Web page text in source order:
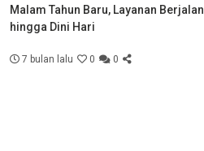
Malam Tahun Baru, Layanan Berjalan
hingga Dini Hari
7 bulan lalu 0 0